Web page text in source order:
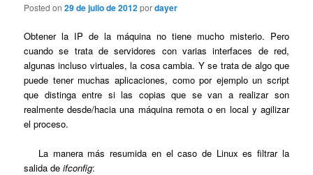
Posted on29 de julio de 2012pordayer
Obtener la IP de la máquina no tiene mucho misterio. Pero
cuando se trata de servidores con varias interfaces de red,
algunas incluso virtuales, la cosa cambia. Y se trata de algo que
puede tener muchas aplicaciones, como por ejemplo un script
que distinga entre si las copias que se van a realizar son
realmente desde/hacia una máquina remota o en local y agilizar
el proceso.
La manera más resumida en el caso de Linux es filtrar la
salida deifconfig: